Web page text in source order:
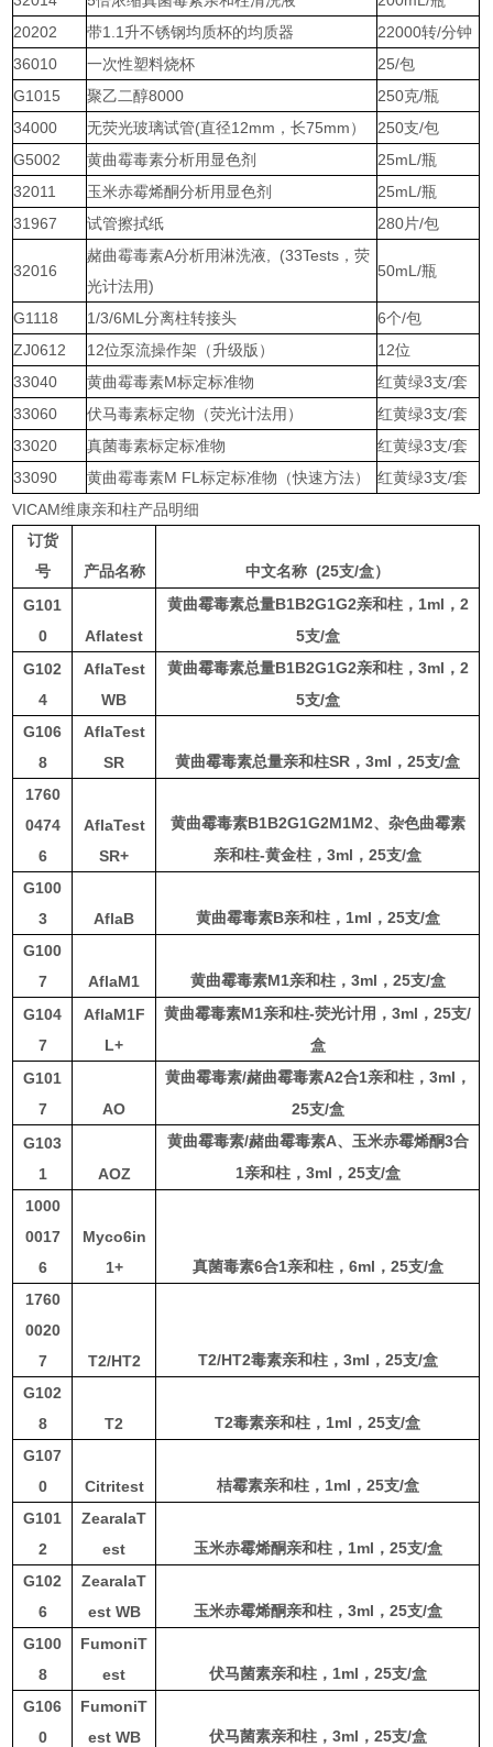
20202
带1.1升不锈钢均质杯的均质器
22000转/分钟
36010
一次性塑料烧杯
25/包
G1015
聚乙二醇8000
250克/瓶
34000
无荧光玻璃试管(直径12mm，长75mm）
250支/包
G5002
黄曲霉毒素分析用显色剂
25mL/瓶
32011
玉米赤霉烯酮分析用显色剂
25mL/瓶
31967
试管擦拭纸 280片/包
32016
赭曲霉毒素A分析用淋洗液, (33Tests，荧
光计法用)
50mL/瓶
G1118 1/3/6ML分离柱转接头
6个/包
ZJ0612
12位泵流操作架（升级版）
12位
33040
黄曲霉毒素M标定标准物
红黄绿3支/套
33060
伏马毒素标定物（荧光计法用）
红黄绿3支/套
33020
真菌毒素标定标准物
红黄绿3支/套
33090
黄曲霉毒素M FL标定标准物（快速方法）
红黄绿3支/套
VICAM维康亲和柱产品明细
订货
号
产品名称 中文名称 (25支/盒）
G101
0
Aflatest
黄曲霉毒素总量B1B2G1G2亲和柱， 1ml ， 2
5支/盒
G102
4
AflaTest
WB
黄曲霉毒素总量B1B2G1G2亲和柱， 3ml ， 2
5支/盒
G106
8
AflaTest
SR
黄曲霉毒素总量亲和柱SR ，3ml ，25支/盒
1760
0474
6
AflaTest
SR+
黄曲霉毒素B1B2G1G2M1M2、杂色曲霉素
亲和柱-黄金柱，3ml ，25支/盒
G100
3
AflaB 黄曲霉毒素B亲和柱， 1ml ， 25支/盒
G100
7
AflaM1 黄曲霉毒素M1亲和柱， 3ml ， 25支/盒
G104
7
AflaM1F
L+
黄曲霉毒素M1亲和柱-荧光计用，3ml ，25支/
盒
G101
7
AO
黄曲霉毒素/赭曲霉毒素A2合1亲和柱， 3ml ，
25支/盒
G103
1
AOZ
黄曲霉毒素/赭曲霉毒素A、玉米赤霉烯酮3合
1亲和柱， 3ml ， 25支/盒
1000
0017
6
Myco6in
1+
真菌毒素6合1亲和柱， 6ml ， 25支/盒
1760
0020
7
T2/HT2 T2/HT2毒素亲和柱， 3ml ， 25支/盒
G102
8
T2 T2毒素亲和柱， 1ml ，25支/盒
G107
0
Citritest 桔霉素亲和柱， 1ml ， 25支/盒
G101
2
ZearalaT
est
玉米赤霉烯酮亲和柱， 1ml ， 25支/盒
G102
6
ZearalaT
est WB
玉米赤霉烯酮亲和柱， 3ml ， 25支/盒
G100
8
FumoniT
est
伏马菌素亲和柱， 1ml ， 25支/盒
G106
0
FumoniT
est WB
伏马菌素亲和柱， 3ml ， 25支/盒